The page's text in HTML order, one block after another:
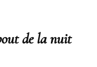
de la nuit